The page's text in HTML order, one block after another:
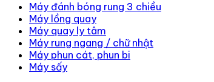
Máy đánh bóng rung 3 chiều
Máy lồng quay
Máy quay ly tâm
Máy rung ngang / chữ nhật
Máy phun cát, phun bi
Máy sấy